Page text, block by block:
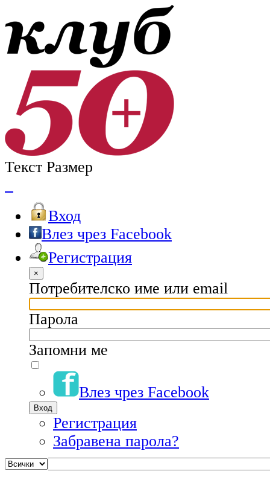
Текст Размер
Вход
Влез чрез Facebook
Регистрация
×
Потребителско име или email
Парола
Запомни ме
Влез чрез Facebook
Регистрация
Забравена парола?